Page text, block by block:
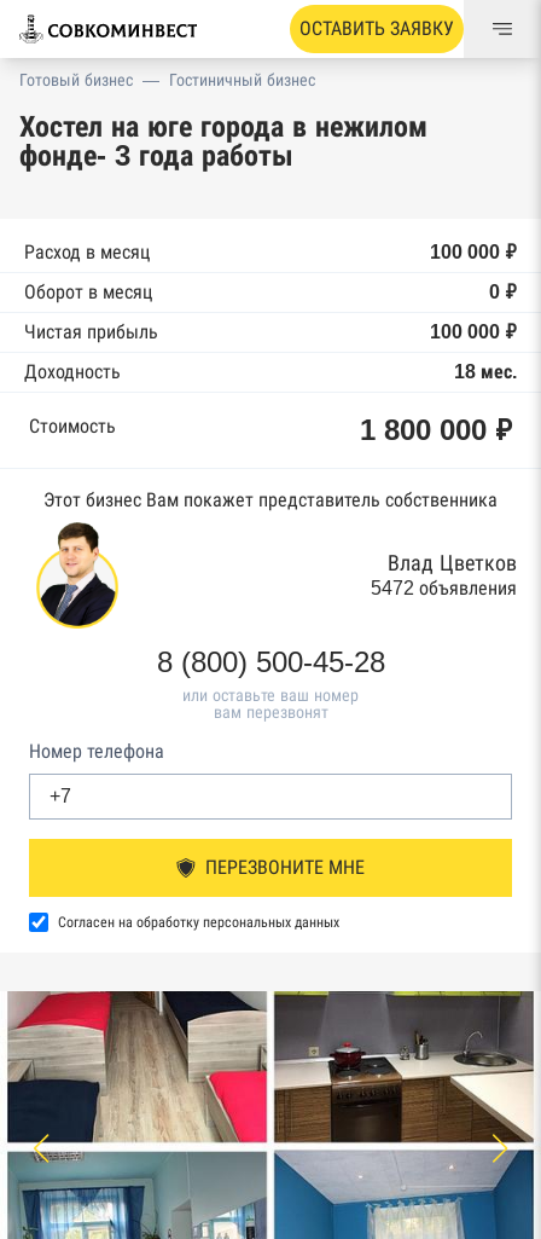
ОСТАВИТЬ ЗАЯВКУ
Готовый бизнес — Гостиничный бизнес
Хостел на юге города в нежилом
фонде- 3 года работы
Расход в месяц
100 000 ₽
Оборот в месяц
0 ₽
Чистая прибыль
100 000 ₽
Доходность
18 мес.
Стоимость 1 800 000 ₽
Этот бизнес Вам покажет представитель собственника
Влад Цветков
5472 объявления
8 (800) 500-45-28
или оставьте ваш номер
вам перезвонят
Номер телефона
ПЕРЕЗВОНИТЕ МНЕ
Согласен на обработку персональных данных